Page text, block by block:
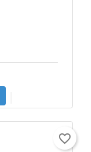
favorite_border